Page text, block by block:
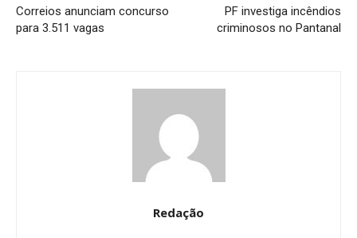
Correios anunciam concurso
para 3.511 vagas
PF investiga incêndios
criminosos no Pantanal
Redação